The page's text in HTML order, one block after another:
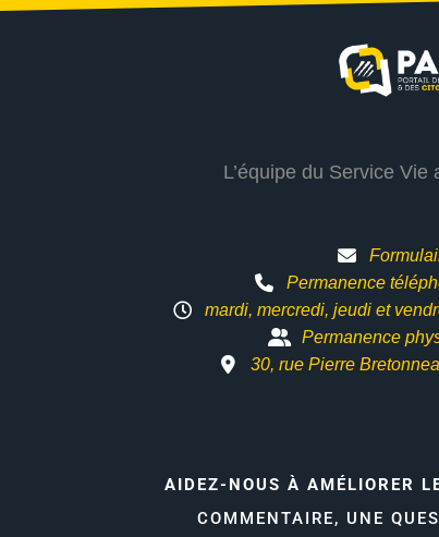
L’équipe du Service
Permanence
mardi, mercredi, jeudi et
Permanence
30, rue Pierre
AIDEZ-NOUS À AMÉLIORER
COMMENTAIRE, UNE